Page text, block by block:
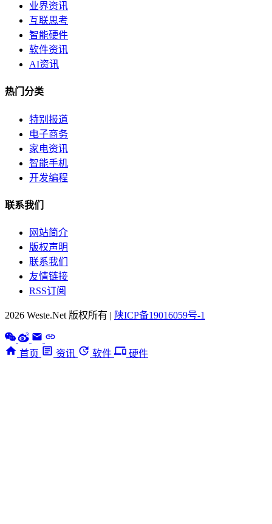
业界资讯
互联思考
智能硬件
软件资讯
AI资讯
热门分类
特别报道
电子商务
家电资讯
智能手机
开发编程
联系我们
网站简介
版权声明
联系我们
友情链接
RSS订阅
2026 Weste.Net 版权所有 | 陕ICP备19016059号-1
首页 资讯 软件 硬件